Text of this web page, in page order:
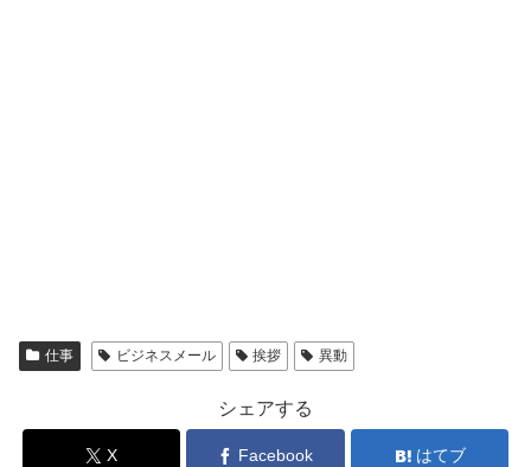
仕事 ビジネスメール 挨拶 異動
シェアする
X Facebook はてブ